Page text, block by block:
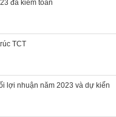
đã kiểm toán
TCT
lợi nhuận năm 2023 và dự kiến